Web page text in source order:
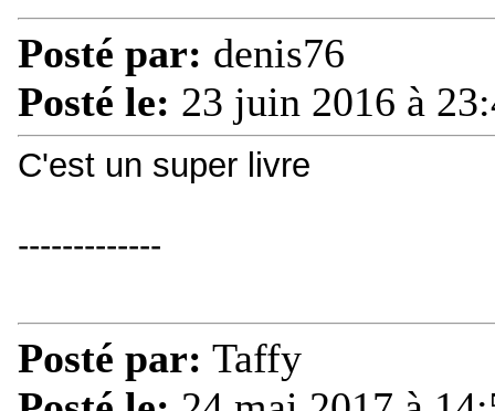
Posté par: denis76
Posté le: 23 juin 2016 à
C'est un super livre
-------------
Posté par: Taffy